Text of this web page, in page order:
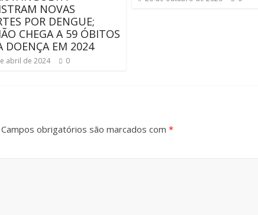
NOVAS
POR DENGUE;
CHEGA A 59 ÓBITOS
DOENÇA EM 2024
abril de 2024 0
Campos obrigatórios são marcados com *